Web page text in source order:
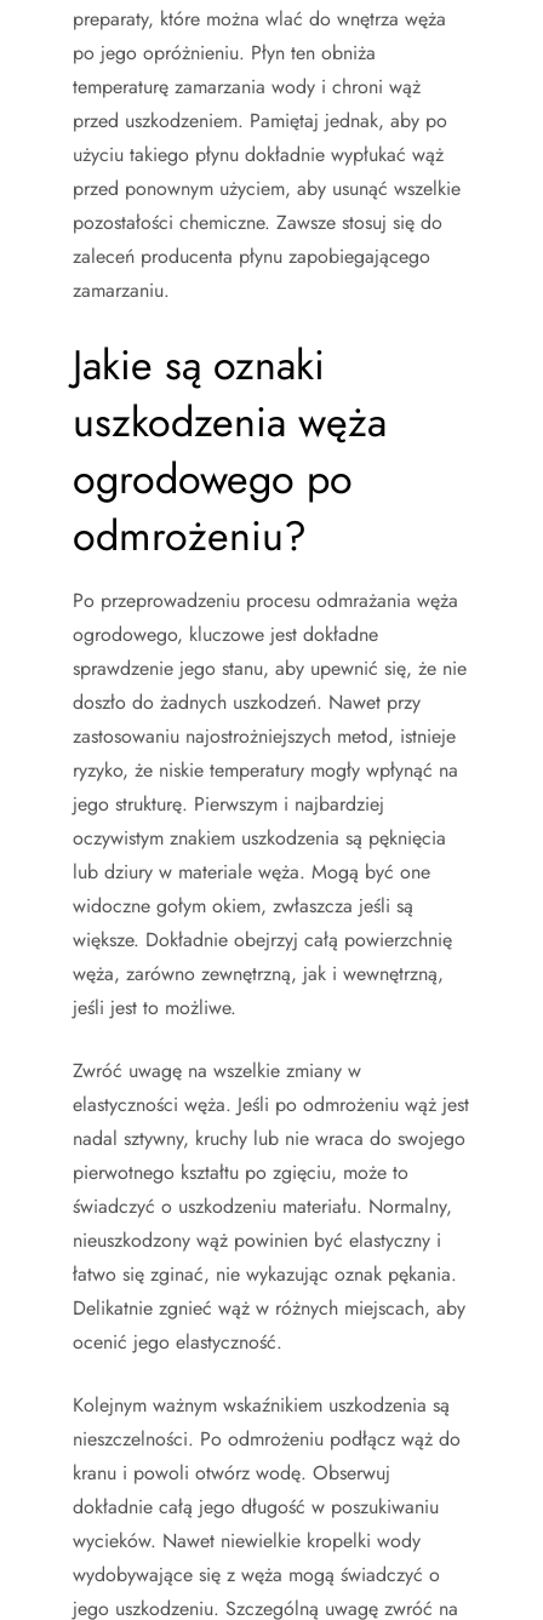
preparaty, które można wlać do wnętrza węża
po jego opróżnieniu. Płyn ten obniża
temperaturę zamarzania wody i chroni wąż
przed uszkodzeniem. Pamiętaj jednak, aby po
użyciu takiego płynu dokładnie wypłukać wąż
przed ponownym użyciem, aby usunąć wszelkie
pozostałości chemiczne. Zawsze stosuj się do
zaleceń producenta płynu zapobiegającego
zamarzaniu.
Jakie są oznaki
uszkodzenia węża
ogrodowego po
odmrożeniu?
Po przeprowadzeniu procesu odmrażania węża
ogrodowego, kluczowe jest dokładne
sprawdzenie jego stanu, aby upewnić się, że nie
doszło do żadnych uszkodzeń. Nawet przy
zastosowaniu najostrożniejszych metod, istnieje
ryzyko, że niskie temperatury mogły wpłynąć na
jego strukturę. Pierwszym i najbardziej
oczywistym znakiem uszkodzenia są pęknięcia
lub dziury w materiale węża. Mogą być one
widoczne gołym okiem, zwłaszcza jeśli są
większe. Dokładnie obejrzyj całą powierzchnię
węża, zarówno zewnętrzną, jak i wewnętrzną,
jeśli jest to możliwe.
Zwróć uwagę na wszelkie zmiany w
elastyczności węża. Jeśli po odmrożeniu wąż jest
nadal sztywny, kruchy lub nie wraca do swojego
pierwotnego kształtu po zgięciu, może to
świadczyć o uszkodzeniu materiału. Normalny,
nieuszkodzony wąż powinien być elastyczny i
łatwo się zginać, nie wykazując oznak pękania.
Delikatnie zgnieć wąż w różnych miejscach, aby
ocenić jego elastyczność.
Kolejnym ważnym wskaźnikiem uszkodzenia są
nieszczelności. Po odmrożeniu podłącz wąż do
kranu i powoli otwórz wodę. Obserwuj
dokładnie całą jego długość w poszukiwaniu
wycieków. Nawet niewielkie kropelki wody
wydobywające się z węża mogą świadczyć o
jego uszkodzeniu. Szczególną uwagę zwróć na